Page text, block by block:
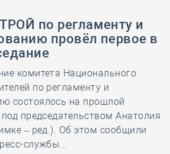
по регламенту и
провёл первое в
комитета Национального
по регламенту и
состоялось на прошлой
председательством Анатолия
– ред.). Об этом сообщили
службы...